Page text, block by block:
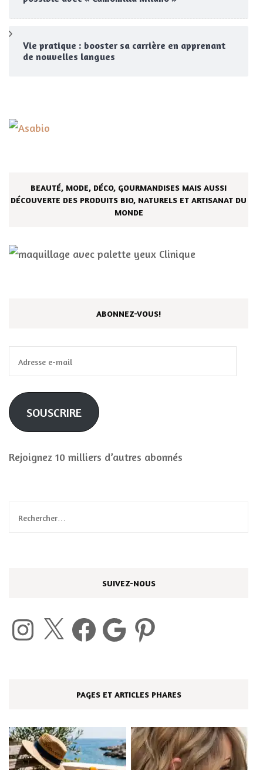
Vie pratique : booster sa carrière en apprenant
de nouvelles langues
BEAUTÉ, MODE, DÉCO, GOURMANDISES MAIS AUSSI
DÉCOUVERTE DES PRODUITS BIO, NATURELS ET ARTISANAT DU
MONDE
ABONNEZ-VOUS!
e-
mail
SOUSCRIRE
Rejoignez 10 milliers d’autres abonnés
Rechercher :
SUIVEZ-NOUS
Instagram Facebook Google Pinterest
PAGES ET ARTICLES PHARES